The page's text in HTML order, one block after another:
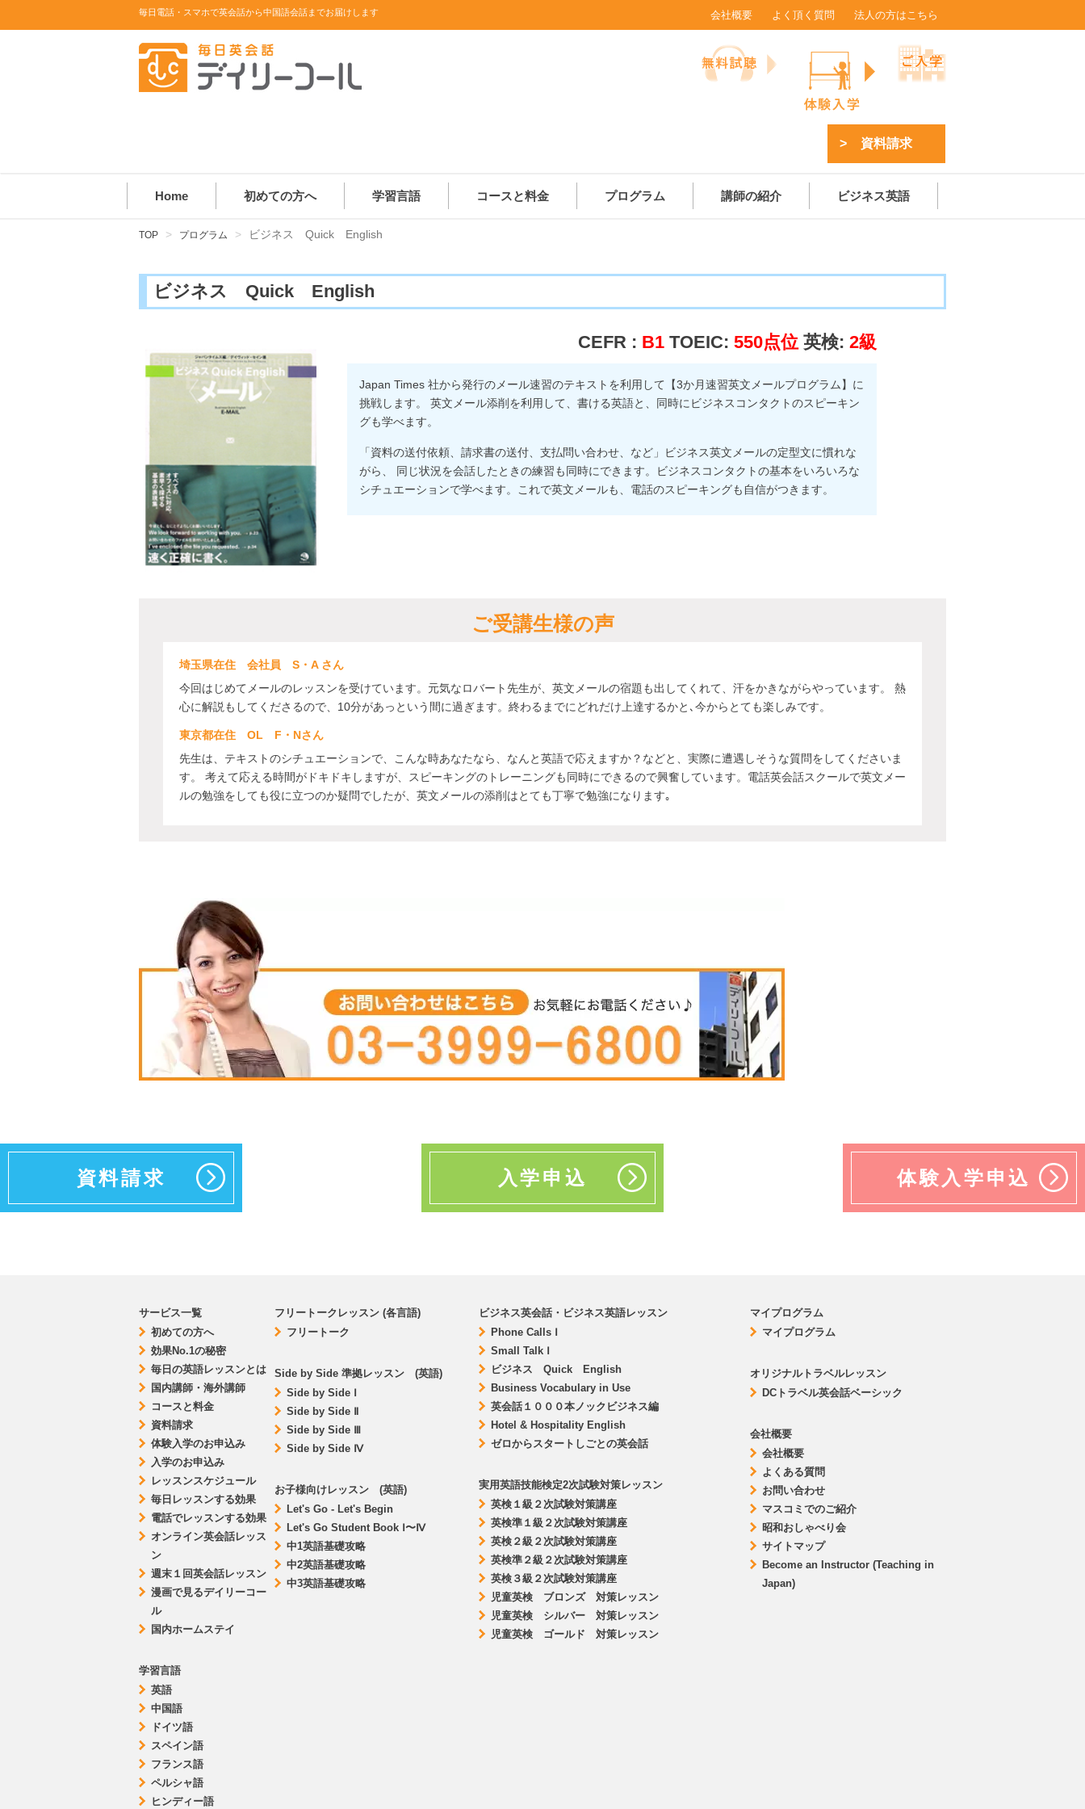
毎日電話・スマホで英会話から中国語会話までお届けします 会社概要 よく頂く質問 法人の方はこちら
資料請求
Home 初めての方へ 学習言語 コースと料金 プログラム 講師の紹介 ビジネス英語
TOP プログラム ビジネス Quick English
ビジネス Quick English
CEFR : B1 TOEIC:550点位英検:2級
Japan Times 社から発行のメール速習のテキストを利用して【3か月速習英文メールプログラム】に
挑戦します。 英文メール添削を利用して、書ける英語と、同時にビジネスコンタクトのスピーキン
グも学べます。
「資料の送付依頼、請求書の送付、支払問い合わせ、など」ビジネス英文メールの定型文に慣れな
がら、 同じ状況を会話したときの練習も同時にできます。ビジネスコンタクトの基本をいろいろな
シチュエーションで学べます。これで英文メールも、電話のスピーキングも自信がつきます。
ご受講生様の声
埼玉県在住 会社員 S・A さん
今回はじめてメールのレッスンを受けています。元気なロバート先生が、英文メールの宿題も出してくれて、汗をかきながらやっています。 熱
心に解説もしてくださるので、10分があっという間に過ぎます。終わるまでにどれだけ上達するかと､今からとても楽しみです。
東京都在住 OL F・Nさん
先生は、テキストのシチュエーションで、こんな時あなたなら、なんと英語で応えますか？などと、実際に遭遇しそうな質問をしてくださいま
す。 考えて応える時間がドキドキしますが、スピーキングのトレーニングも同時にできるので興奮しています。電話英会話スクールで英文メー
ルの勉強をしても役に立つのか疑問でしたが、英文メールの添削はとても丁寧で勉強になります｡
資料請求 入学申込 体験入学申込
サービス一覧
初めての方へ
効果No.1の秘密
毎日の英語レッスンとは
国内講師・海外講師
コースと料金
資料請求
体験入学のお申込み
入学のお申込み
レッスンスケジュール
毎日レッスンする効果
電話でレッスンする効果
オンライン英会話レッス
ン
週末１回英会話レッスン
漫画で見るデイリーコー
ル
国内ホームステイ
学習言語
英語
中国語
ドイツ語
スペイン語
フランス語
ペルシャ語
ヒンディー語
フリートークレッスン (各言語)
フリートーク
Side by Side 準拠レッスン (英語)
Side by Side Ⅰ
Side by Side Ⅱ
Side by Side Ⅲ
Side by Side Ⅳ
お子様向けレッスン (英語)
Let's Go - Let's Begin
Let's Go Student Book Ⅰ〜Ⅳ
中1英語基礎攻略
中2英語基礎攻略
中3英語基礎攻略
ビジネス英会話・ビジネス英語レッスン
Phone Calls Ⅰ
Small Talk Ⅰ
ビジネス Quick English
Business Vocabulary in Use
英会話１０００本ノックビジネス編
Hotel & Hospitality English
ゼロからスタートしごとの英会話
実用英語技能検定2次試験対策レッスン
英検１級２次試験対策講座
英検準１級２次試験対策講座
英検２級２次試験対策講座
英検準２級２次試験対策講座
英検３級２次試験対策講座
児童英検 ブロンズ 対策レッスン
児童英検 シルバー 対策レッスン
児童英検 ゴールド 対策レッスン
マイプログラム
マイプログラム
オリジナルトラベルレッスン
DCトラベル英会話ベーシック
会社概要
会社概要
よくある質問
お問い合わせ
マスコミでのご紹介
昭和おしゃべり会
サイトマップ
Become an Instructor (Teaching in
Japan)